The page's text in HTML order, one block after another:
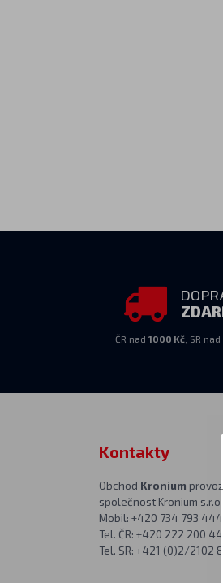
ČR nad1000 Kč , SR nad
Kontakty
Obchod Kronium
společnost Kronium s.r.o.
Mobil: +420 734 793 444
Tel. ČR: +420 222 200 444
Tel. SR: +421 (0)2/2102